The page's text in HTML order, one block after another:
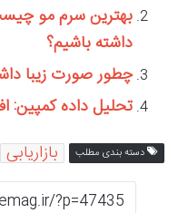
بهترین سرم مو
داشته باشیم؟
چطور صورت زیبا
تحلیل داده کمپین:
دسته بندی مطلب بازاریابی